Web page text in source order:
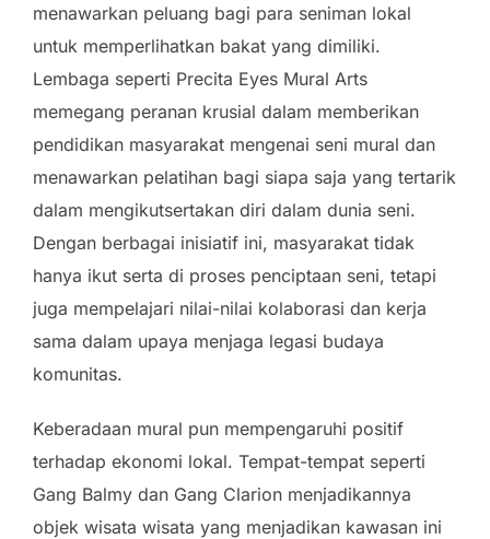
menawarkan peluang bagi para seniman lokal
untuk memperlihatkan bakat yang dimiliki.
Lembaga seperti Precita Eyes Mural Arts
memegang peranan krusial dalam memberikan
pendidikan masyarakat mengenai seni mural dan
menawarkan pelatihan bagi siapa saja yang tertarik
dalam mengikutsertakan diri dalam dunia seni.
Dengan berbagai inisiatif ini, masyarakat tidak
hanya ikut serta di proses penciptaan seni, tetapi
juga mempelajari nilai-nilai kolaborasi dan kerja
sama dalam upaya menjaga legasi budaya
komunitas.
Keberadaan mural pun mempengaruhi positif
terhadap ekonomi lokal. Tempat-tempat seperti
Gang Balmy dan Gang Clarion menjadikannya
objek wisata wisata yang menjadikan kawasan ini